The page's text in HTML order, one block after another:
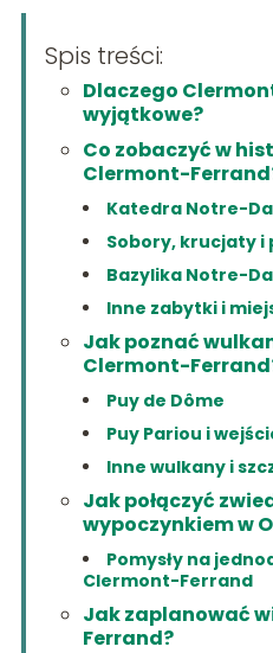
Spis treści:
Dlaczego
wyjątkowe?
Co zobaczyć w
Clermont-
Katedra Notre-
Sobory, krucjaty
Bazylika Notre-
Inne zabytki i
Jak poznać
Clermont-
Puy de Dôme
Puy Pariou i
Inne wulkany i
Jak połączyć
wypoczynkiem w
Pomysły na
Clermont-Ferrand
Jak zaplanować
Ferrand?